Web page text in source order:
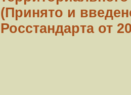
(Принято и
Росстандарта от